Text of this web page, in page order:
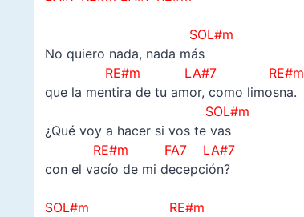
SOL#m
No quiero nada, nada más
RE#m LA#7 RE#m
que la mentira de tu amor, como limosna.
SOL#m
¿Qué voy a hacer si vos te vas
RE#m FA7 LA#7
con el vacío de mi decepción?
SOL#m RE#m